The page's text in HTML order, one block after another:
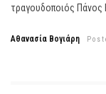
τραγουδοποιός Πάνος
Αθανασία Βογιάρη